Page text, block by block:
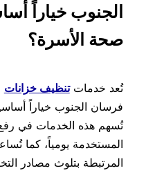
الجنوب خياراً
صحة الأسرة؟
تُعد خدماتتنظيف خزانات
فرسان الجنوب خياراً أساسياً
تُسهم هذه الخدمات في رفع
المستخدمة يومياً، كما تُساعد
المرتبطة بتلوث مصادر